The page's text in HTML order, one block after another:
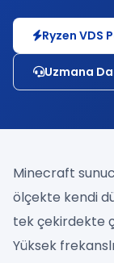
Ryzen VDS
Uzmana
Minecraft
ölçekte kendi
tek çekirdekte
Yüksek